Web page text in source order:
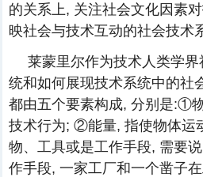
的关系上, 关注社会文化因素
映社会与技术互动的社会技术
莱蒙里尔作为技术人类学
统和如何展现技术系统中的社
都由五个要素构成, 分别是:①
技术行为; ②能量, 指使物体运
物、工具或是工作手段, 需要
作手段, 一家工厂和一个凿子